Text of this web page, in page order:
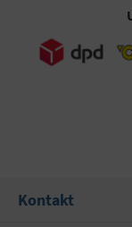
Kontakt